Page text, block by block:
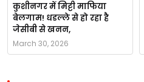
कुशीनगर में मिट्टी माफिया
बेलगाम! धडल्ले से हो रहा है
जेसीबी से खनन,
March 30, 2026